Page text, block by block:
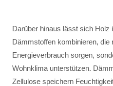
Darüber hinaus lässt sich Holz
Dämmstoffen kombinieren, die
Energieverbrauch sorgen,
Wohnklima unterstützen.
Zellulose speichern